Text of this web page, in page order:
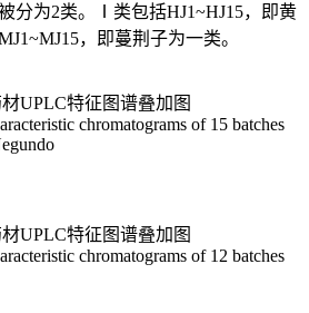
分为2类。Ⅰ类包括HJ1~HJ15，即黄
，即蔓荆子为一类。
UPLC特征图谱叠加图
chromatograms of 15 batches
UPLC特征图谱叠加图
chromatograms of 12 batches